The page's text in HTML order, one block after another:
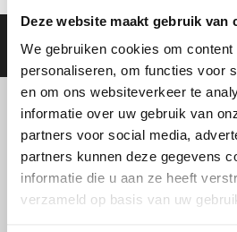
Deze website maakt gebruik van
We gebruiken cookies om
personaliseren, om functies voor
en om ons websiteverkeer te
informatie over uw gebruik van
partners voor social media,
partners kunnen deze gegevens
informatie die u aan ze heeft
verzameld op basis van uw
Aanbod|Keukens|Levering|